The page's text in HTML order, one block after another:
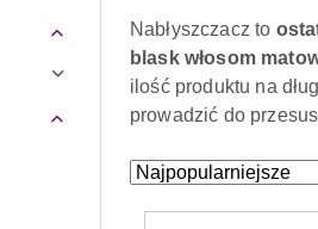
Nabłyszczacz to
blask włosom
ilość produktu na
prowadzić do
Zastosowano
Sortuj